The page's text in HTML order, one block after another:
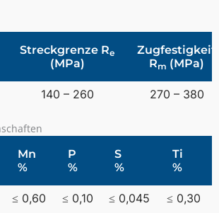
Streckgrenze Re
(MPa)
Zugfestigkeit
Rm (MPa)
140 – 260 270 – 380
Mn
%
P
%
S
%
Ti
%
≤ 0,60 ≤ 0,10 ≤ 0,045 ≤ 0,30